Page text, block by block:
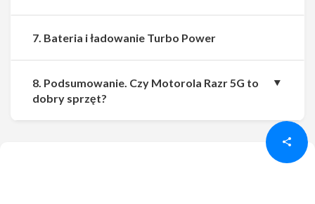
Udostępnij
7. Bateria i ładowanie Turbo Power
8. Podsumowanie. Czy Motorola Razr 5G to
dobry sprzęt?